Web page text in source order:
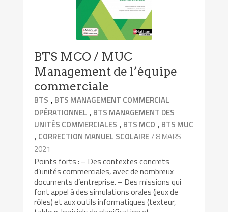
BTS MCO / MUC
Management de l’équipe
commerciale
BTS , BTS MANAGEMENT COMMERCIAL
OPÉRATIONNEL , BTS MANAGEMENT DES
UNITÉS COMMERCIALES , BTS MCO , BTS MUC
, CORRECTION MANUEL SCOLAIRE/ 8 MARS
2021
Points forts : – Des contextes concrets
d’unités commerciales, avec de nombreux
documents d’entreprise. – Des missions qui
font appel à des simulations orales (jeux de
rôles) et aux outils informatiques (texteur,